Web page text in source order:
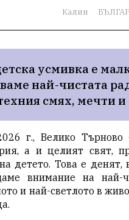
Калин
усмивка е
най-чистата
смях, мечти и
г., Велико Търново
а и целият свят,
детето. Това е денят,
внимание на най-
и най-светлото в